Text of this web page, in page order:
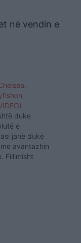
në vendin e
duke
e
janë dukë
avantazhin
Fillimisht